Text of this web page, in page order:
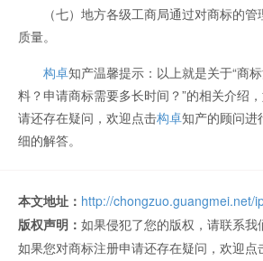
（七）地方各级工商局通过对商标的管
质量。
构卓知产温馨提示：以上就是关于“商
料？申请商标需要多长时间？”的相关介绍
请还存在疑问，欢迎点击构卓知产的顾问进
细的解答。
本文地址： http://chongzuo.guangmei.net/
版权声明： 如果侵犯了您的版权，请联系我
如果您对商标注册申请还存在疑问，欢迎点